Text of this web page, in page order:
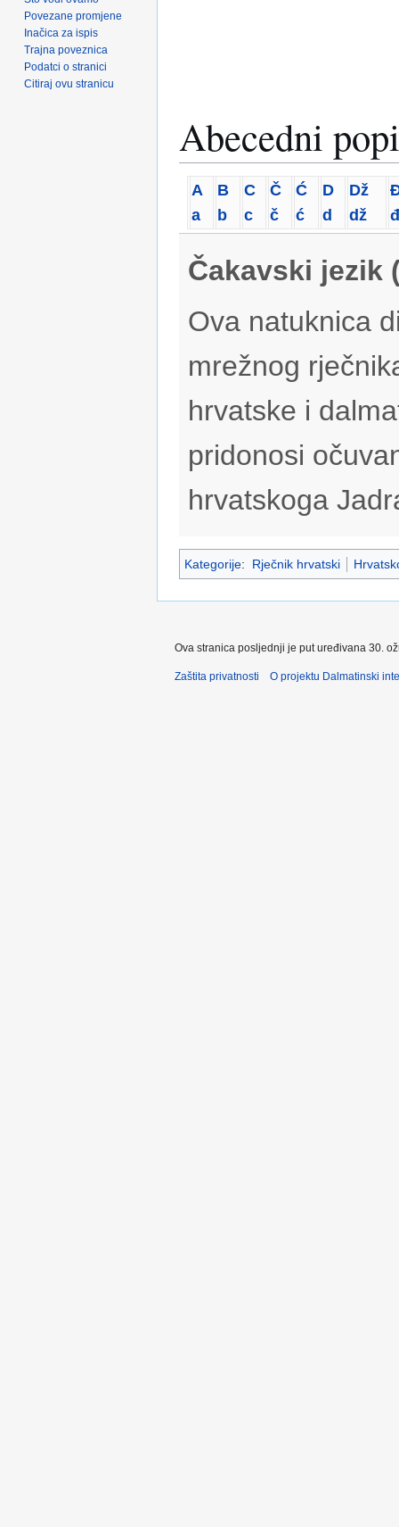
Abecedni
A
a
B
b
C
c
Č
č
Ć
ć
D
d
Dž
dž
đ
Čakavski jezik
Ova natuknica
mrežnog
hrvatske i
pridonosi
hrvatskoga
Kategorije: Rječnik hrvatski
Povezane promjene
Inačica za ispis
Trajna poveznica
Podatci o stranici
Citiraj ovu stranicu
Ova stranica posljednji je put uređivana 30.
Zaštita privatnosti O projektu Dalmatinski